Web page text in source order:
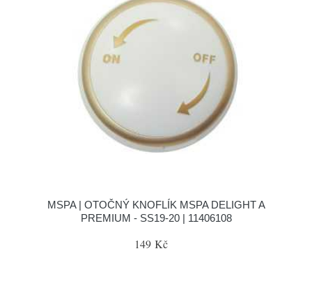
MSPA | OTOČNÝ KNOFLÍK MSPA DELIGHT A
PREMIUM - SS19-20 | 11406108
149 Kč